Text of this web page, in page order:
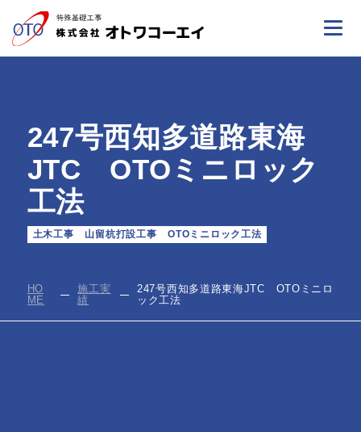
247号西知多道路東海
JTC OTOミニロック
工法
土木工事 山留杭打設工事 OTOミニロック工法
HO
ME
施工実
績
247号西知多道路東海JTC OTOミニロ
ック工法